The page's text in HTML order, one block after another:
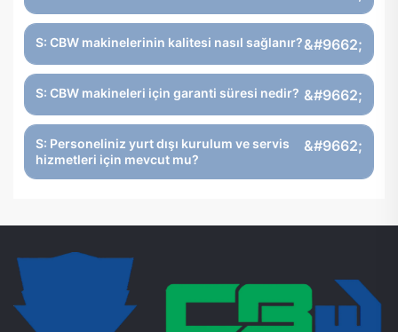
S: CBW makinelerinin kalitesi nasıl sağlanır?
S: CBW makineleri için garanti süresi nedir?
S: Personeliniz yurt dışı kurulum ve servis
hizmetleri için mevcut mu?